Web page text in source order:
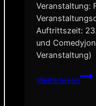
Veranstaltung:
Auftrittszeit:
und
Veranstaltung)
Weiterlesen
LED-
Show